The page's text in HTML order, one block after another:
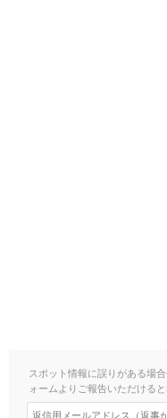
スポット情報に誤りがある場
ォームよりご報告いただけると